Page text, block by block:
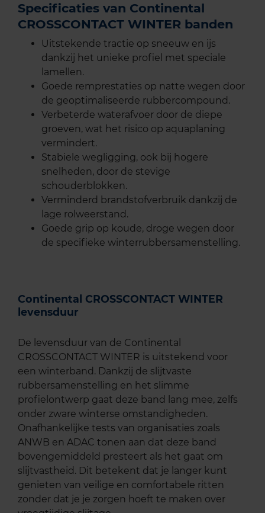
Specificaties van Continental
CROSSCONTACT WINTER banden
Uitstekende tractie op sneeuw en ijs
dankzij het unieke profiel met speciale
lamellen.
Goede remprestaties op natte wegen door
de geoptimaliseerde rubbercompound.
Verbeterde waterafvoer door de diepe
groeven, wat het risico op aquaplaning
vermindert.
Stabiele wegligging, ook bij hogere
snelheden, door de stevige
schouderblokken.
Verminderd brandstofverbruik dankzij de
lage rolweerstand.
Goede grip op koude, droge wegen door
de specifieke winterrubbersamenstelling.
Continental CROSSCONTACT WINTER
levensduur
De levensduur van de Continental
CROSSCONTACT WINTER is uitstekend voor
een winterband. Dankzij de slijtvaste
rubbersamenstelling en het slimme
profielontwerp gaat deze band lang mee, zelfs
onder zware winterse omstandigheden.
Onafhankelijke tests van organisaties zoals
ANWB en ADAC tonen aan dat deze band
bovengemiddeld presteert als het gaat om
slijtvastheid. Dit betekent dat je langer kunt
genieten van veilige en comfortabele ritten
zonder dat je je zorgen hoeft te maken over